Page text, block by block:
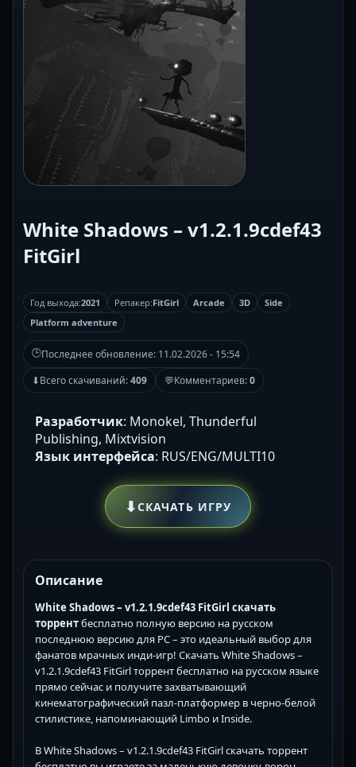
White Shadows – v1.2.1.9cdef43
FitGirl
Год выхода:2021 Репакер:FitGirl Arcade 3D
Side
Platform adventure
🕒Последнее обновление: 11.02.2026 - 15:54
⬇Всего скачиваний:409 💬Комментариев:0
Разработчик: Monokel, Thunderful
Publishing, Mixtvision
Язык интерфейса: RUS/ENG/MULTI10
⬇СКАЧАТЬ ИГРУ
Описание
White Shadows – v1.2.1.9cdef43 FitGirl скачать
торрентбесплатно полную версию на русском
последнюю версию для PC – это идеальный выбор для
фанатов мрачных инди-игр! Скачать White Shadows –
v1.2.1.9cdef43 FitGirl торрент бесплатно на русском языке
прямо сейчас и получите захватывающий
кинематографический пазл-платформер в черно-белой
стилистике, напоминающий Limbo и Inside.
В White Shadows – v1.2.1.9cdef43 FitGirl скачать торрент